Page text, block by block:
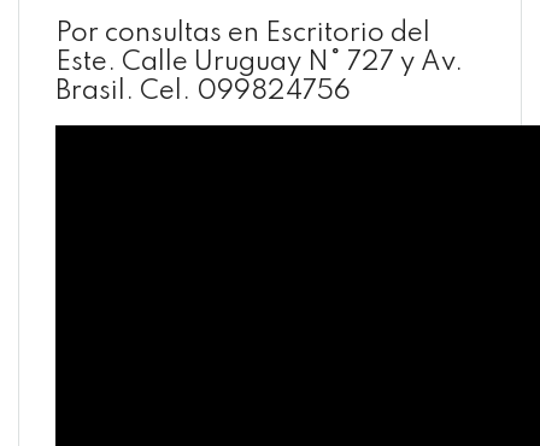
Por consultas en Escritorio del
Este. Calle Uruguay N° 727 y Av.
Brasil. Cel. 099824756